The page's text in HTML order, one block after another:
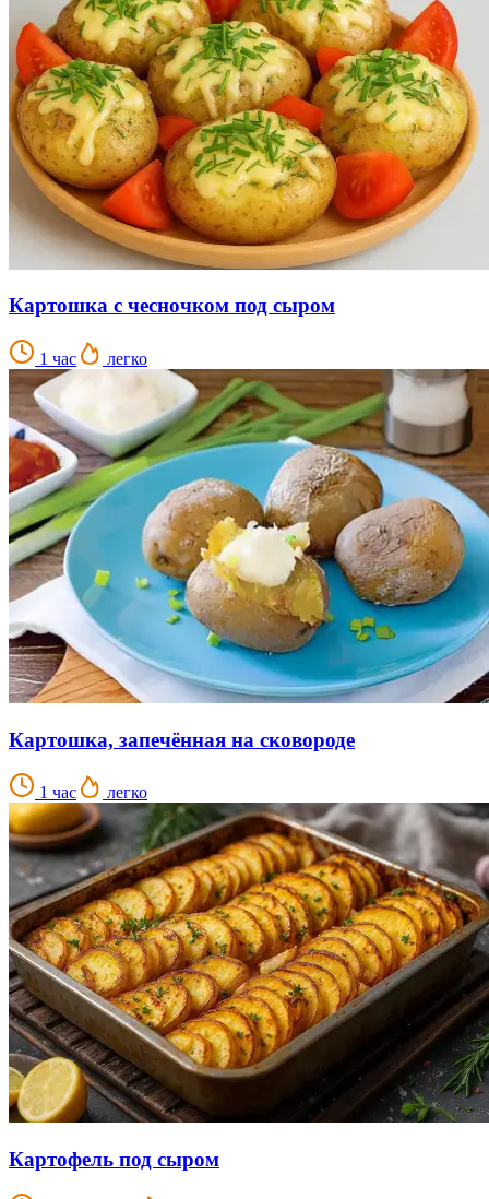
Картошка с чесночком под сыром
1 час легко
Картошка, запечённая на сковороде
1 час легко
Картофель под сыром